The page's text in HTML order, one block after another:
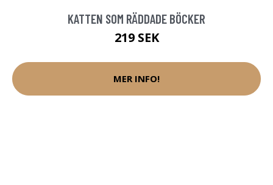
KATTEN SOM RÄDDADE BÖCKER
219 SEK
MER INFO!